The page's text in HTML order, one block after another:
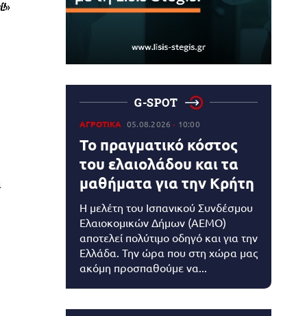
»
G-SPOT
ΑΓΡΟΤΙΚΑ 05.08.2026 10:00
Το πραγματικό κόστος
του ελαιολάδου και τα
μαθήματα για την Κρήτη
Η μελέτη του Ισπανικού Συνδέσμου
Ελαιοκομικών Δήμων (AEMO)
αποτελεί πολύτιμο οδηγό και για την
Ελλάδα. Την ώρα που στη χώρα μας
ακόμη προσπαθούμε να...